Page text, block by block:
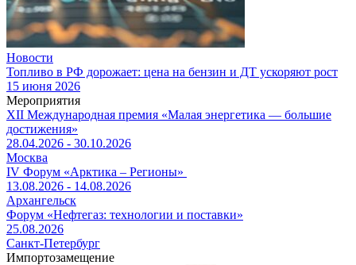
Новости
Топливо в РФ дорожает: цена на бензин и ДТ ускоряют рост
15 июня 2026
Мероприятия
XII Международная премия «Малая энергетика — большие
достижения»
28.04.2026 - 30.10.2026
Москва
IV Форум «Арктика – Регионы»
13.08.2026 - 14.08.2026
Архангельск
Форум «Нефтегаз: технологии и поставки»
25.08.2026
Санкт-Петербург
Импортозамещение